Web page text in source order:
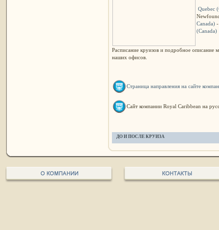
Quebec
Canada)
(Canada)
Расписание круизов и подробное описание
наших офисов.
Страница направления на сайте
Сайт компании Royal Caribbean на
ДО И ПОСЛЕ КРУИЗА